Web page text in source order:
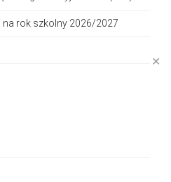
✕
rok szkolny 2026/2027